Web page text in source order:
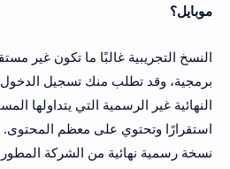
موبايل؟
النسخ التجريبية غالبًا ما تكون غير
برمجية، وقد تطلب منك تسجيل
النهائية غير الرسمية التي يتداولها
استقرارًا وتحتوي على معظم المحتوى.
نسخة رسمية نهائية من الشركة